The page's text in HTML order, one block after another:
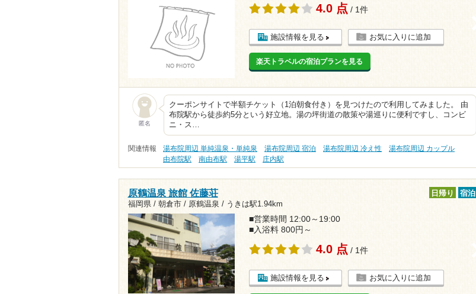
4.0 点 / 1件
施設情報を見る お気に入りに追加
楽天トラベルの宿泊プランを見る
匿名
クーポンサイトで半額チケット（1泊朝食付き）を見つけたので利用してみました。 由
布院駅から徒歩約5分という好立地。湯の坪街道の散策や湯巡りに便利ですし、コンビ
ニ・ス…
関連情報 湯布院周辺 単純温泉・単純泉 湯布院周辺 宿泊 湯布院周辺 冷え性
湯布院周辺 カップル
由布院駅
南由布駅 湯平駅 庄内駅
原鶴温泉 旅館 佐藤荘
福岡県 / 朝倉市 / 原鶴温泉 / うきは駅1.94km
日帰り 宿泊
■営業時間 12:00～19:00
■入浴料 800円～
4.0 点 / 1件
施設情報を見る お気に入りに追加